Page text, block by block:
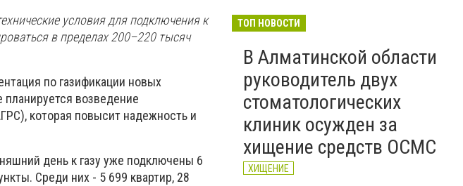
условия для подключения к
в пределах 200–220 тысяч
по газификации новых
возведение
которая повысит надежность и
день к газу уже подключены 6
Среди них - 5 699 квартир, 28
Алматинской области
ТОП НОВОСТИ
В Алматинской области
руководитель двух
стоматологических
клиник осужден за
хищение средств ОСМС
ХИЩЕНИЕ